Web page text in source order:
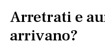
Arretrati e
arrivano?